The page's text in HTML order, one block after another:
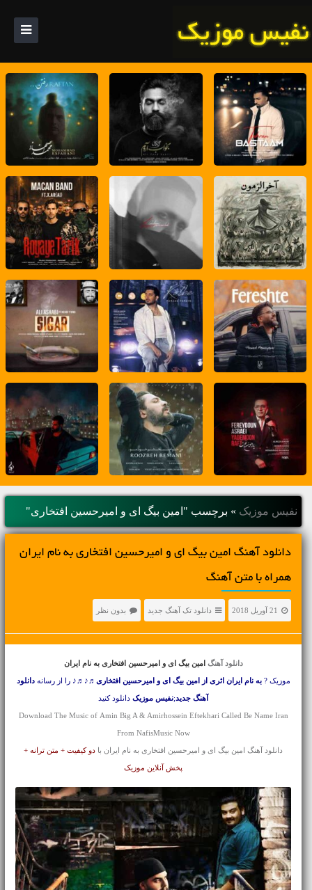
نفیس موزیک » برچسب "امین بیگ ای و امیرحسین افتخاری"
دانلود آهنگ امین بیگ ای و امیرحسین افتخاری به نام ایران
همراه با متن آهنگ
21 آوریل 2018 دانلود تک آهنگ جدید بدون نظر
دانلود آهنگ امین بیگ ای و امیرحسین افتخاری به نام ایران
موزیک ?به نام ایران اثری از امین بیگ ای و امیرحسین افتخاری ♬♪♬♪ را از رسانهدانلود
آهنگ جدید;نفیس موزیکدانلود کنید
Download The Music of Amin Big A & Amirhossein Eftekhari Called Be Name Iran
From NafisMusic Now
دانلود آهنگ امین بیگ ای و امیرحسین افتخاری به نام ایران با دو کیفیت + متن ترانه +
پخش آنلاین موزیک